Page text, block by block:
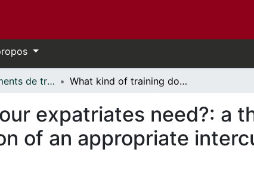
Telfer - Documents de travail // Telfer - Working Papers What kind of training do your expatriates need?: a theoretical framework for the selection of an appropriate intercultural training program
expatriates need?: a
of an appropriate